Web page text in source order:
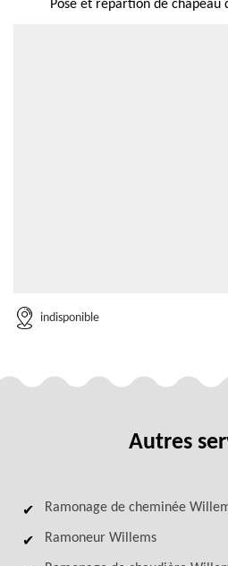
Pose et répartion de
indisponible
Autres
Ramonage de cheminée
Ramoneur Willems